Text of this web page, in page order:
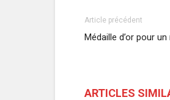
Article précédent
Médaille d’or pour
ARTICLES